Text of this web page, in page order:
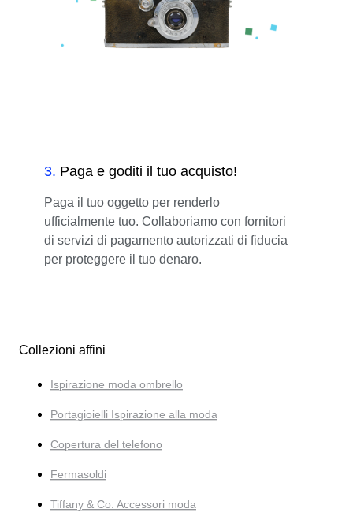
3. Paga e goditi il tuo acquisto!
Paga il tuo oggetto per renderlo
ufficialmente tuo. Collaboriamo con fornitori
di servizi di pagamento autorizzati di fiducia
per proteggere il tuo denaro.
Collezioni affini
Ispirazione moda ombrello
Portagioielli Ispirazione alla moda
Copertura del telefono
Fermasoldi
Tiffany & Co. Accessori moda